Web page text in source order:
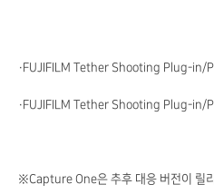
・FUJIFILM Tether Shooting Plug-in/
・FUJIFILM Tether Shooting Plug-in/
※Capture One은 추후 대응 버전이 릴